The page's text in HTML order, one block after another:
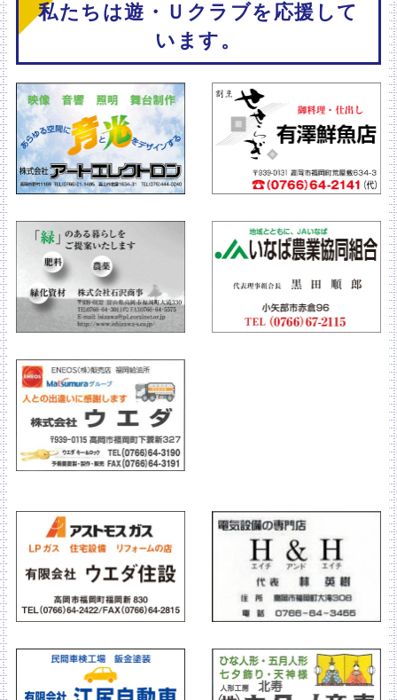
私たちは遊・Ｕクラブを応援して
います。